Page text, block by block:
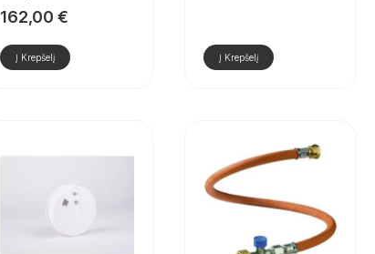
162,00 €
Į Krepšelį Į Krepšelį